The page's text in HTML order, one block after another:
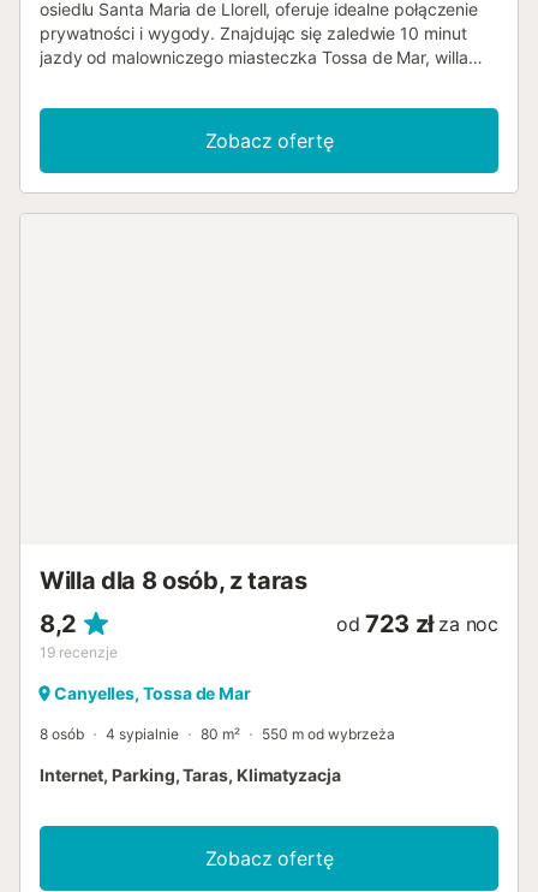
osiedlu Santa Maria de Llorell, oferuje idealne połączenie
prywatności i wygody. Znajdując się zaledwie 10 minut
jazdy od malowniczego miasteczka Tossa de Mar, willa
tętniącego życiem centrum. Jako osiedle prywatne,
dostęp jest ograniczony wyłącznie do mieszkańców, co
gwarantuje, że imponująca plaża Cala Llorell jest mniej
zatłoczona niż inne plaże na Costa Brava.
klimatyzacją. Bezpośredni dostęp do tarasu przez
przesuwne szklane drzwi. - Jedna dwuosobowa sypialnia.
- Ła...
Zobacz ofertę
Willa dla 8 osób, z taras
8,2
19 recenzje
od 723 zł za noc
Canyelles, Tossa de Mar
8 osób 4 sypialnie 80 m² 550 m od wybrzeża
Internet, Parking, Taras, Klimatyzacja
Zobacz ofertę